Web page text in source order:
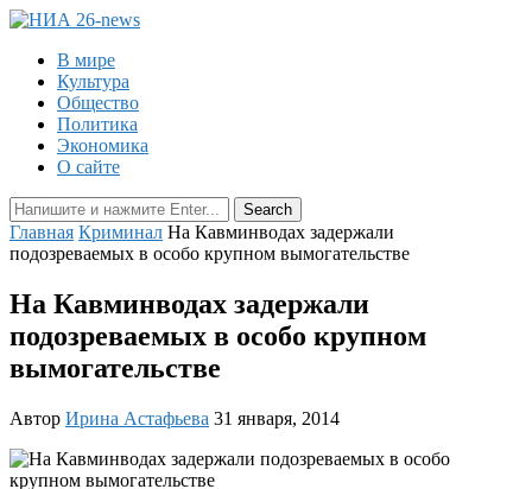
В мире
Культура
Общество
Политика
Экономика
О сайте
Главная Криминал На Кавминводах задержали
подозреваемых в особо крупном вымогательстве
На Кавминводах задержали
подозреваемых в особо крупном
вымогательстве
Автор Ирина Астафьева 31 января, 2014